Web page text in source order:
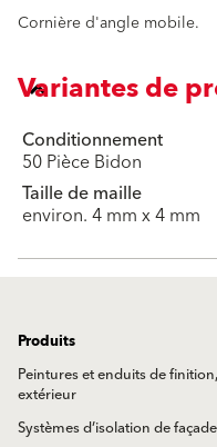
Cornière d'angle mobile.
Variantes de
Conditionnement
50 Pièce Bidon
Taille de maille
environ. 4 mm x 4 mm
Produits
Peintures et enduits de finition,
extérieur
Systèmes d’isolation de façade